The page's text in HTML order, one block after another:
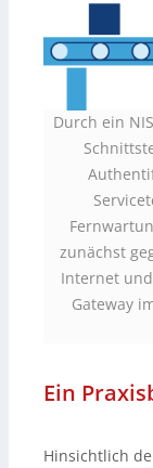
Durch ein
zunächst
Internet
Gateway
Ein
Hinsichtlich